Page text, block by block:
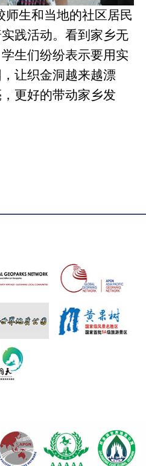
师生和当地的社区居民
践活动。 看到家乡无
生们纷纷表示要用实
让织金洞越来越漂
更好的带动家乡发